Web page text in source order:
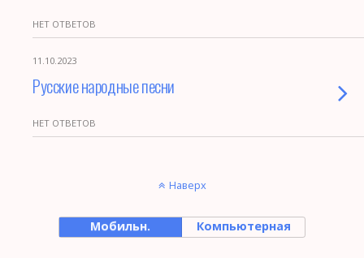
НЕТ ОТВЕТОВ
11.10.2023
Русские народные песни
НЕТ ОТВЕТОВ
Наверх
Мобильн. Компьютерная